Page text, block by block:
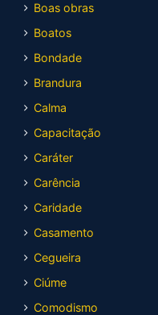
Boas obras
Boatos
Bondade
Brandura
Calma
Capacitação
Caráter
Carência
Caridade
Casamento
Cegueira
Ciúme
Comodismo